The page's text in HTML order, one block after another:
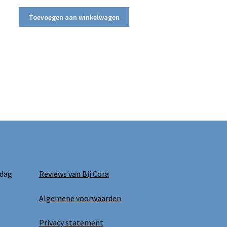
Toevoegen aan winkelwagen
Reviews van Bij Cora
Algemene voorwaarden
Privacy statement